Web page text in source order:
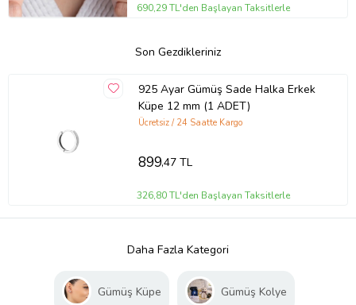
690,29 TL'den Başlayan Taksitlerle
Son Gezdikleriniz
925 Ayar Gümüş Sade Halka Erkek
Küpe 12 mm (1 ADET)
Ücretsiz / 24 Saatte Kargo
899,47 TL
326,80 TL'den Başlayan Taksitlerle
Daha Fazla Kategori
Gümüş Küpe Gümüş Kolye